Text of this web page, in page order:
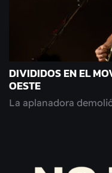
DIVIDIDOS EN EL
OESTE
La aplanadora